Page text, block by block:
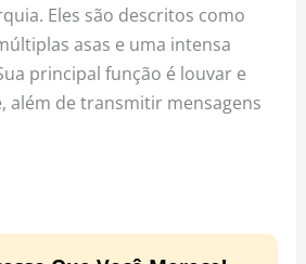
Eles são descritos como
asas e uma intensa
principal função é louvar e
além de transmitir mensagens